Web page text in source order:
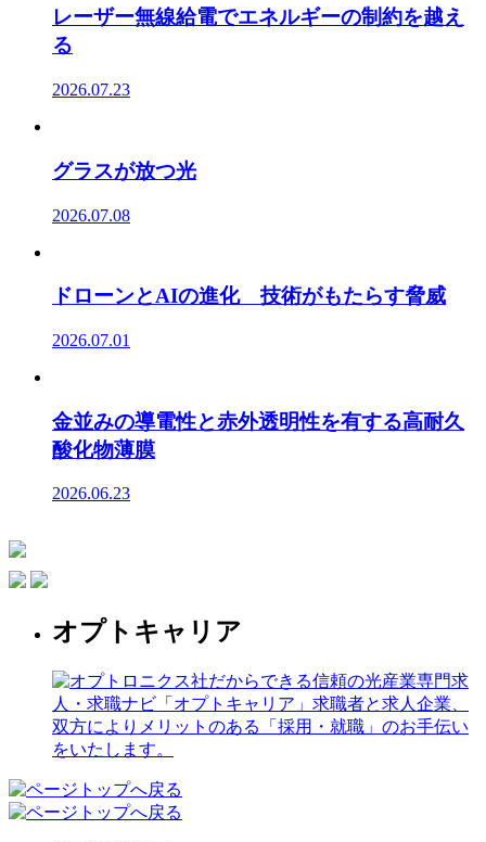
レーザー無線給電でエネルギーの制約を越え
る
2026.07.23
グラスが放つ光
2026.07.08
ドローンとAIの進化 技術がもたらす脅威
2026.07.01
金並みの導電性と赤外透明性を有する高耐久
酸化物薄膜
2026.06.23
オプトキャリア